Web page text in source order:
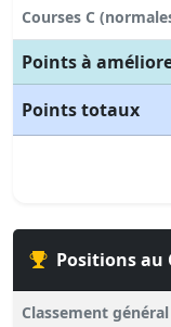
Courses C
Points à
Points totaux
Positions au
Classement général